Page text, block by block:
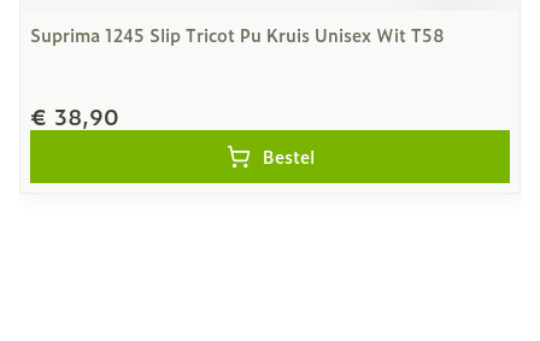
Suprima 1245 Slip Tricot Pu Kruis Unisex Wit T58
€ 38,90
Bestel